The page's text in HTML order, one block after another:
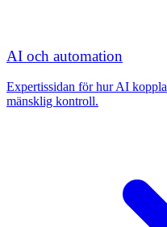
AI och automation
Expertissidan för hur AI
mänsklig kontroll.